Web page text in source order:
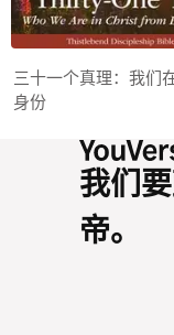
三十一个真理：我们
身份
我们
帝。